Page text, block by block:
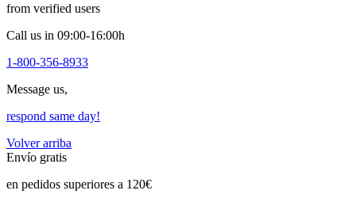
from verified users
Call us in 09:00-16:00h
1-800-356-8933
Message us,
respond same day!
Volver arriba
Envío gratis
en pedidos superiores a 120€